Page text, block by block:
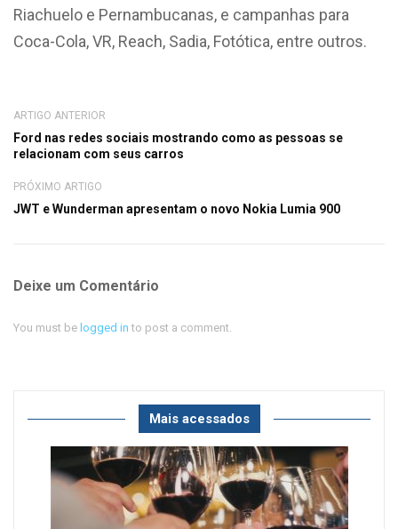
Riachuelo e Pernambucanas, e campanhas para
Coca-Cola, VR, Reach, Sadia, Fotótica, entre outros.
ARTIGO ANTERIOR
Ford nas redes sociais mostrando como as pessoas se
relacionam com seus carros
PRÓXIMO ARTIGO
JWT e Wunderman apresentam o novo Nokia Lumia 900
Deixe um Comentário
You must be logged in to post a comment.
Mais acessados